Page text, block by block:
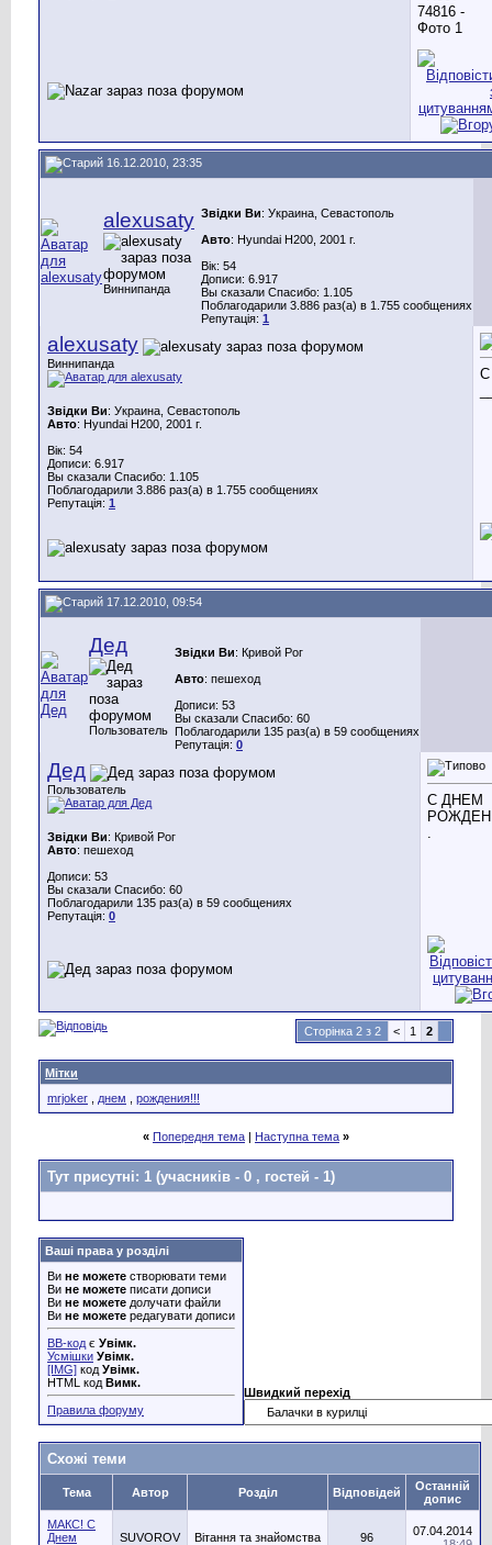
16.12.2010, 23:35
alexusaty
Виннипанда
Звідки Ви: Украина, Севастополь
Авто: Hyundai H200, 2001 г.
Вік: 54
Дописи: 6.917
Вы сказали Спасибо: 1.105
Поблагодарили 3.886 раз(а) в 1.755 сообщениях
Репутація: 1
alexusaty
Виннипанда
Звідки Ви: Украина, Севастополь
Авто: Hyundai H200, 2001 г.
Вік: 54
Дописи: 6.917
Вы сказали Спасибо: 1.105
Поблагодарили 3.886 раз(а) в 1.755 сообщениях
Репутація: 1
17.12.2010, 09:54
Дед
Пользователь
Звідки Ви: Кривой Рог
Авто: пешеход
Дописи: 53
Вы сказали Спасибо: 60
Поблагодарили 135 раз(а) в 59 сообщениях
Репутація: 0
Дед
Пользователь
Звідки Ви: Кривой Рог
Авто: пешеход
Дописи: 53
Вы сказали Спасибо: 60
Поблагодарили 135 раз(а) в 59 сообщениях
Репутація: 0
С ДНЕМ
Сторінка 2 з 2 < 1 2
Мітки
mrjoker
днем рождения!!!
« Попередня тема | Наступна тема »
Тут присутні: 1 (учасників - 0 , гостей - 1)
Ваші права у розділі
Ви не можете створювати теми
Ви не можете писати дописи
Ви не можете долучати файли
Ви не можете редагувати дописи
BB-код є Увімк.
Усмішки Увімк.
[IMG] код Увімк.
HTML код Вимк.
Правила форуму
Швидкий перехід
Схожі теми
Тема Автор Розділ Відповідей
Останній
допис
МАКС! С
Днем
SUVOROV Вітання та знайомства 96
07.04.2014